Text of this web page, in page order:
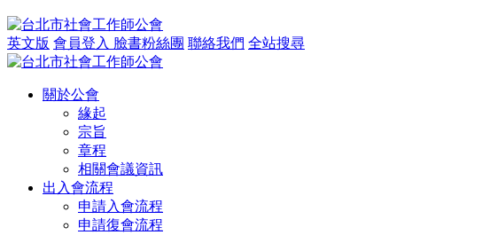
英文版 會員登入 臉書粉絲團 聯絡我們 全站搜尋
關於公會
緣起
宗旨
章程
相關會議資訊
出入會流程
申請入會流程
申請復會流程